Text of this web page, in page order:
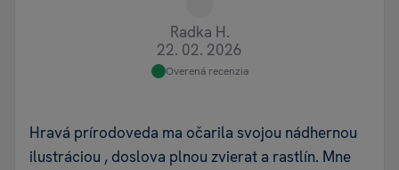
Radka H.
22. 02. 2026
Overená recenzia
Hravá prírodoveda ma očarila svojou nádhernou
ilustráciou , doslova plnou zvierat a rastlín. Mne